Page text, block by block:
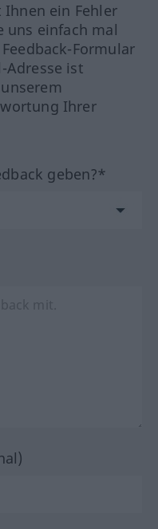
ein Fehler
uns einfach mal
Formular
Adresse ist
Ihrer
geben?*